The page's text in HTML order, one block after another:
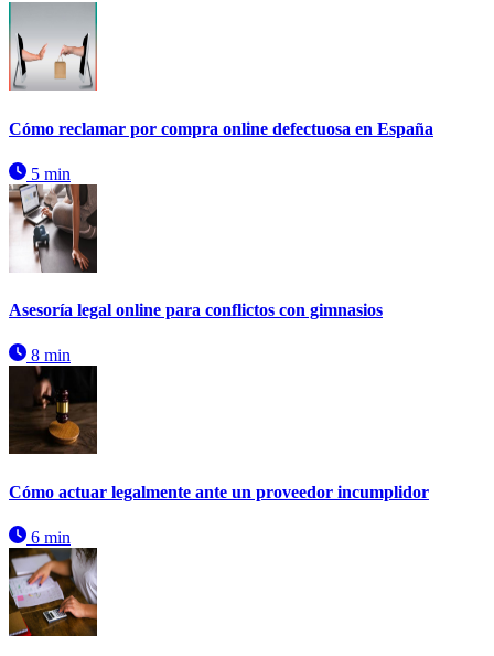
Cómo reclamar por compra online defectuosa en España
5 min
Asesoría legal online para conflictos con gimnasios
8 min
Cómo actuar legalmente ante un proveedor incumplidor
6 min